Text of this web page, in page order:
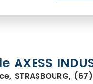
STRASBOURG,